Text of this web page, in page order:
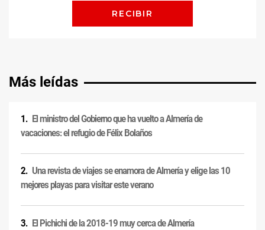
Más leídas
El ministro del Gobierno que ha vuelto a Almería de
vacaciones: el refugio de Félix Bolaños
Una revista de viajes se enamora de Almería y elige las 10
mejores playas para visitar este verano
El Pichichi de la 2018-19 muy cerca de Almería